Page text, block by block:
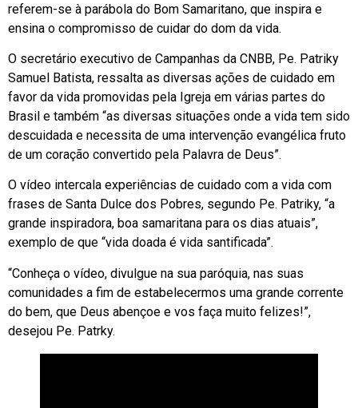
referem-se à parábola do Bom Samaritano, que inspira e
ensina o compromisso de cuidar do dom da vida.
O secretário executivo de Campanhas da CNBB, Pe. Patriky
Samuel Batista, ressalta as diversas ações de cuidado em
favor da vida promovidas pela Igreja em várias partes do
Brasil e também “as diversas situações onde a vida tem sido
descuidada e necessita de uma intervenção evangélica fruto
de um coração convertido pela Palavra de Deus”.
O vídeo intercala experiências de cuidado com a vida com
frases de Santa Dulce dos Pobres, segundo Pe. Patriky, “a
grande inspiradora, boa samaritana para os dias atuais”,
exemplo de que “vida doada é vida santificada”.
“Conheça o vídeo, divulgue na sua paróquia, nas suas
comunidades a fim de estabelecermos uma grande corrente
do bem, que Deus abençoe e vos faça muito felizes!”,
desejou Pe. Patrky.